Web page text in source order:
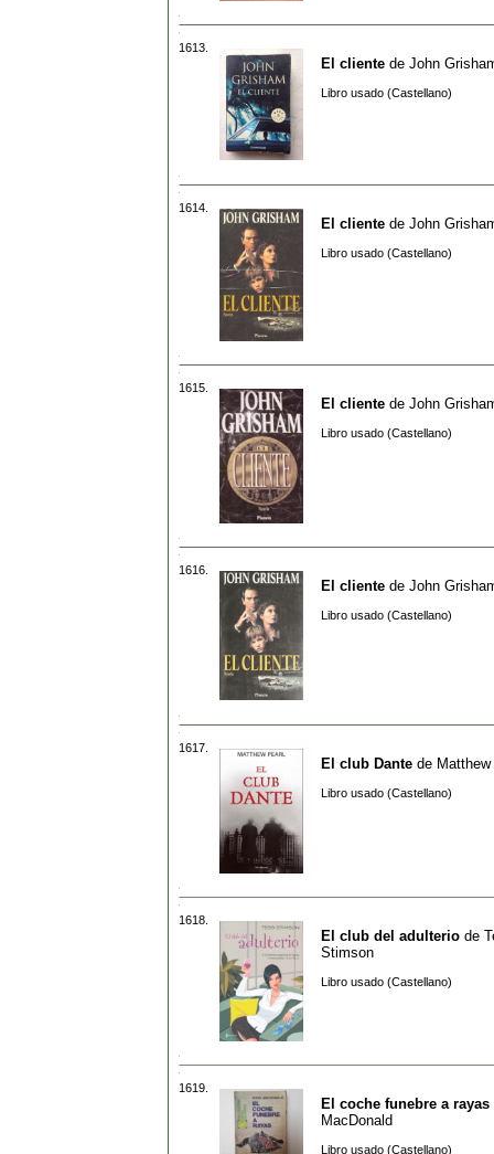
1613.
El cliente de John
Libro usado (Castellano)
1614.
El cliente de John
Libro usado (Castellano)
1615.
El cliente de John
Libro usado (Castellano)
1616.
El cliente de John
Libro usado (Castellano)
1617.
El club Dante de
Libro usado (Castellano)
1618.
El club del adulterio de
Stimson
Libro usado (Castellano)
1619.
El coche funebre a rayas
MacDonald
Libro usado (Castellano)